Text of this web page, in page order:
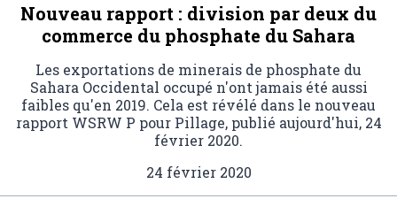
Nouveau rapport : division par deux du
commerce du phosphate du Sahara
Les exportations de minerais de phosphate du
Sahara Occidental occupé n'ont jamais été aussi
faibles qu'en 2019. Cela est révélé dans le nouveau
rapport WSRW P pour Pillage, publié aujourd'hui, 24
février 2020.
24 février 2020